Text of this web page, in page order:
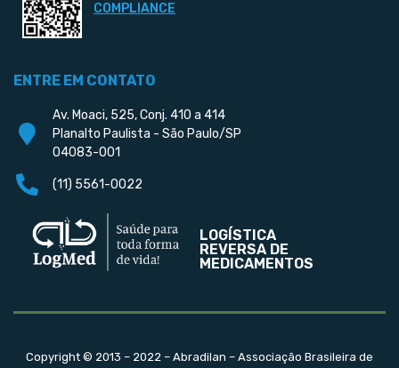
COMPLIANCE
ENTRE EM CONTATO
Av. Moaci, 525, Conj. 410 a 414
Planalto Paulista - São Paulo/SP
04083-001
(11) 5561-0022
LOGÍSTICA
REVERSA DE
MEDICAMENTOS
Copyright © 2013 – 2022 – Abradilan – Associação Brasileira de